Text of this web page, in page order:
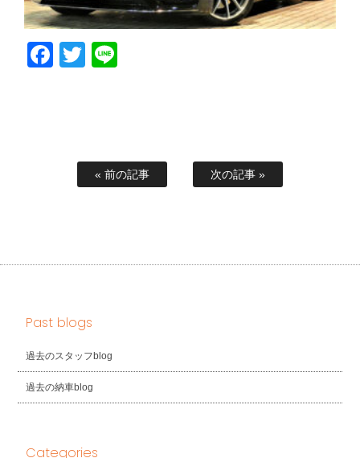
Facebook
Twitter
« 前の記事 次の記事 »
Past blogs
過去のスタッフblog
過去の納車blog
Categories